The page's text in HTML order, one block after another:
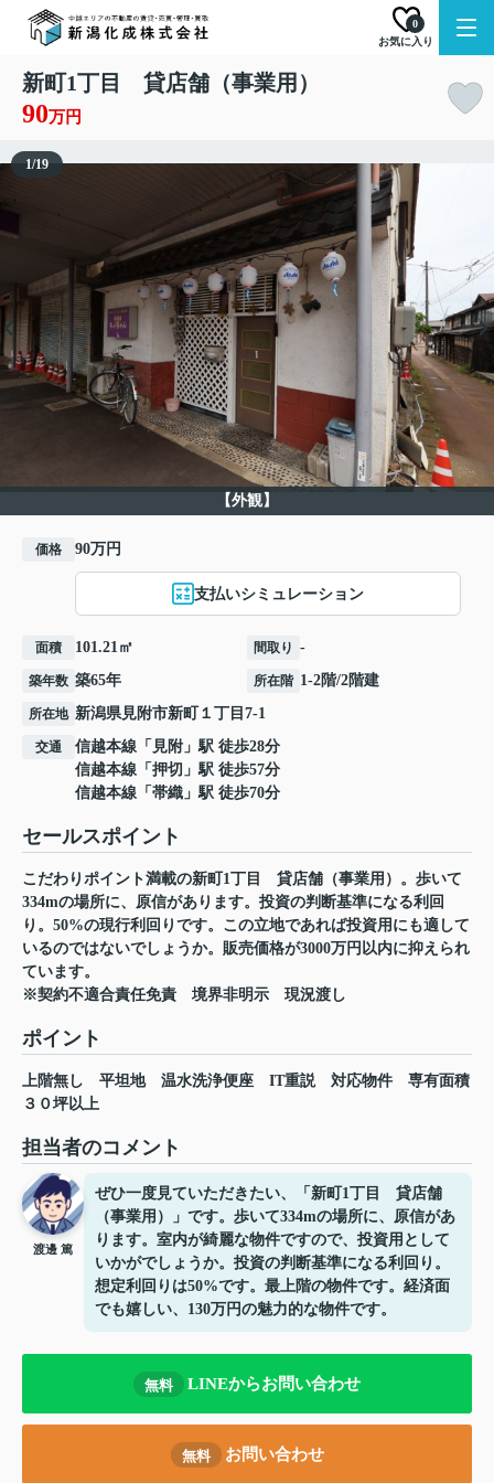
お気に入り
0
新町1丁目 貸店舗（事業用）
90万円
【外観】
1/19
価格 90万円
支払いシミュレーション
面積 101.21㎡ 間取り -
築年数 築65年 所在階 1-2階/2階建
所在地 新潟県見附市新町 １丁目7-1
交通 信越本線 「 見附 」駅 徒歩28分
信越本線 「 押切 」駅 徒歩57分
信越本線 「 帯織 」駅 徒歩70分
セールスポイント
こだわりポイント満載の新町1丁目 貸店舗（事業用）。歩いて
334mの場所に、原信があります。投資の判断基準になる利回
り。50%の現行利回りです。この立地であれば投資用にも適して
いるのではないでしょうか。販売価格が3000万円以内に抑えられ
ています。
※契約不適合責任免責 境界非明示 現況渡し
ポイント
上階無し 平坦地 温水洗浄便座 IT重説 対応物件
専有面積
３０坪以上
担当者のコメント
渡邊 篤
ぜひ一度見ていただきたい、「新町1丁目 貸店舗
（事業用）」です。歩いて334mの場所に、原信があ
ります。室内が綺麗な物件ですので、投資用として
いかがでしょうか。投資の判断基準になる利回り。
想定利回りは50%です。最上階の物件です。経済面
でも嬉しい、130万円の魅力的な物件です。
無料 LINEからお問い合わせ
無料 お問い合わせ